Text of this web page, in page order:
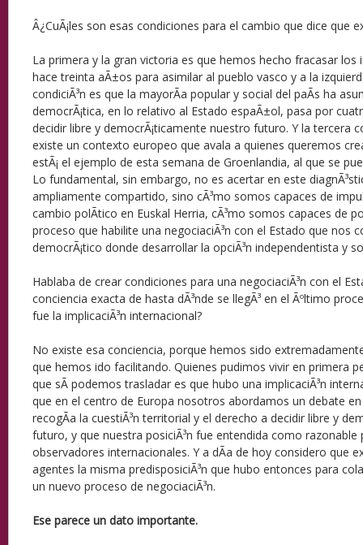
Â¿CuÃ¡les son esas condiciones para el cambio que dice que
La primera y la gran victoria es que hemos hecho fracasar
hace treinta aÃ±os para asimilar al pueblo vasco y a la
condiciÃ³n es que la mayorÃ­a popular y social del paÃ­s ha
democrÃ¡tica, en lo relativo al Estado espaÃ±ol, pasa por
decidir libre y democrÃ¡ticamente nuestro futuro. Y la tercera
existe un contexto europeo que avala a quienes queremos
estÃ¡ el ejemplo de esta semana de Groenlandia, al que se
Lo fundamental, sin embargo, no es acertar en este
ampliamente compartido, sino cÃ³mo somos capaces de
cambio polÃ­tico en Euskal Herria, cÃ³mo somos capaces de
proceso que habilite una negociaciÃ³n con el Estado que nos
democrÃ¡tico donde desarrollar la opciÃ³n independentista y
Hablaba de crear condiciones para una negociaciÃ³n con el
conciencia exacta de hasta dÃ³nde se llegÃ³ en el Ãºltimo
fue la implicaciÃ³n internacional?
No existe esa conciencia, porque hemos sido
que hemos ido facilitando. Quienes pudimos vivir en primera
que sÃ­ podemos trasladar es que hubo una implicaciÃ³n
que en el centro de Europa nosotros abordamos un debate
recogÃ­a la cuestiÃ³n territorial y el derecho a decidir libre y
futuro, y que nuestra posiciÃ³n fue entendida como
observadores internacionales. Y a dÃ­a de hoy considero que
agentes la misma predisposiciÃ³n que hubo entonces para
un nuevo proceso de negociaciÃ³n.
Ese parece un dato importante.